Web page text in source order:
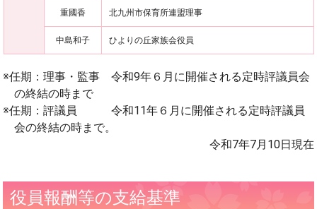
重國香 北九州市保育所連盟理事
中島和子 ひよりの丘家族会役員
任期：理事・監事 令和9年６月に開催される定時評議員会
の終結の時まで
任期：評議員 令和11年６月に開催される定時評議員
会の終結の時まで。
令和7年7月10日現在
役員報酬等の支給基準